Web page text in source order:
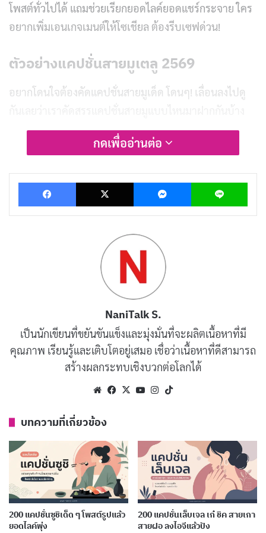
โพสต์ทั่วไปได้ แถมช่วยเรียกยอดไลค์ยอดแชร์กระจาย ใคร
อยากเพิ่มเอนเกจเมนต์ให้โซเชียล ต้องรีบเซฟด่วน!
ตัวอย่างแคปชั่นสายมูเตลู 2569
อยากโดนใจต้องคัดแคปชั่นสายมูเด็ด โดนๆ! เลื่อนลงไปดู
200 แคปชั่นเที่ยวสิงคโปร์ เก็บโมเมนต์สุดปัง ลงโซ
เชียล
เผยแพร่เมื่อ: 4 วัน ที่ผ่านมา
200 แคปชั่นเที่ยวเกาหลี เก็บความทรงจำสุดคิ้วท์
เผยแพร่เมื่อ: 5 วัน ที่ผ่านมา
200 แคปชั่นโอมากาเสะ ฟีลกูร์เมต์ขั้นเทพ เป๊ะปัง
ทุกโมเมนต์
200 แคปชั่นราเมงเด็ด ๆ โพสต์รูปซดเส้นแบบคน
คูล
เผยแพร่เมื่อ: 1 สัปดาห์ ที่ผ่านมา
วันนี้มาเติมบุญบารมี เพื่อชีวิตที่เฮงๆ
ขอพรให้ทุกสิ่งที่หวังเป็นจริง พระเจ้า
ช่วยด้วยนะคะ
คัดลอก
ทำบุญให้มาก โชคลาภก็มาทาง คัดลอก
กดเพื่ออ่านต่อ
Facebook X Messenger Line
NaniTalk S.
เป็นนักเขียนที่ขยันขันแข็งและมุ่งมั่นที่จะผลิตเนื้อหาที่มี
คุณภาพ เรียนรู้และเติบโตอยู่เสมอ เชื่อว่าเนื้อหาที่ดีสามารถ
สร้างผลกระทบเชิงบวกต่อโลกได้
WebsiteFacebook
X YouTubeInstagram
บทความที่เกี่ยวข้อง
200 แคปชั่นซูชิเด็ด ๆ โพสต์รูปแล้ว
ยอดไลค์พุ่ง
200 แคปชั่นเล็บเจล เก๋ ชิค สายเกา
สายฝอ ลงไอจีแล้วปัง